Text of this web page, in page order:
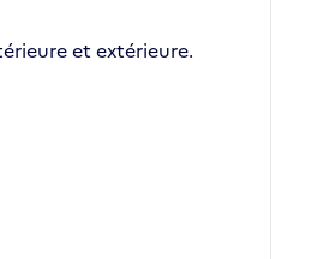
et extérieure.